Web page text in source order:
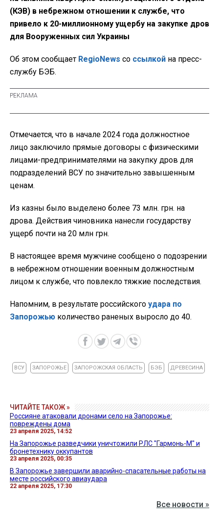
(КЭВ) в небрежном отношении к службе, что
привело к 20-миллионному ущербу на закупке дров
для Вооруженных сил Украины
Об этом сообщает RegioNews со ссылкой на пресс-
службу БЭБ.
Отмечается, что в начале 2024 года должностное
лицо заключило прямые договоры с физическими
лицами-предпринимателями на закупку дров для
подразделений ВСУ по значительно завышенным
ценам.
Из казны было выделено более 73 млн. грн. на
дрова. Действия чиновника нанесли государству
ущерб почти на 20 млн грн.
В настоящее время мужчине сообщено о подозрении
в небрежном отношении военным должностным
лицом к службе, что повлекло тяжкие последствия.
Напомним, в результате российского удара по
Запорожью количество раненых выросло до 40.
ВСУ ЗАПОРОЖЬЕ ЗАПОРОЖСКАЯ ОБЛАСТЬ БЭБ ДРЕВЕСИНА
ЧИТАЙТЕ ТАКОЖ »
Россияне атаковали дронами село на Запорожье:
повреждены дома
23 апреля 2025, 14:52
На Запорожье разведчики уничтожили РЛС "Гармонь-М" и
бронетехнику оккупантов
23 апреля 2025, 00:35
В Запорожье завершили аварийно-спасательные работы на
месте российского авиаудара
22 апреля 2025, 17:30
Все новости »